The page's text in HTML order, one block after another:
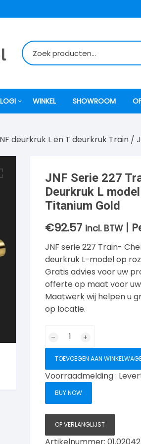
WINKEL SHOWROOM
deurkruk L en T deurkruk Train /
JNF Serie 227
Deurkruk L
Titanium Gold
€92.57 incl. BTW |
JNF serie 227 Train-
deurkruk L-model op
Gratis advies voor uw
offerte op maat voor
Maatwerk wij helpen u
op locatie.
227
Deurkruk
model
op
rozet,
Titanium
TOEVOEGEN AAN
Voorraadmelding :
BUY NOW
OP VERLANGLIJST
Artikelnummer: